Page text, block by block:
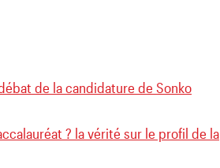
de la candidature de Sonko
? la vérité sur le profil de la